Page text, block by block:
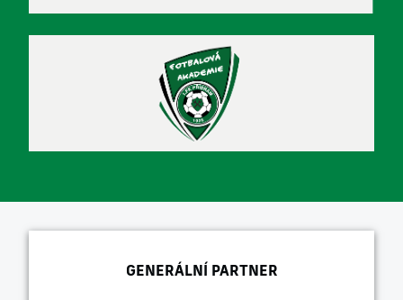
GENERÁLNÍ PARTNER